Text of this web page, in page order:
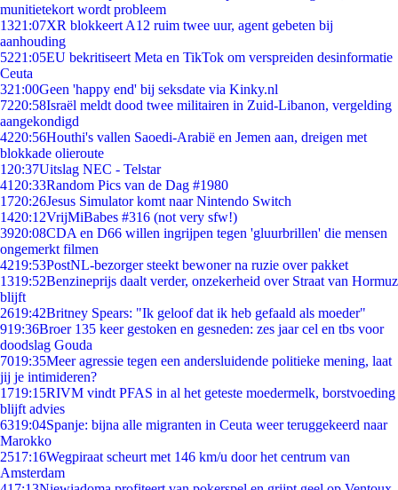
munitietekort wordt probleem
1321:07XR blokkeert A12 ruim twee uur, agent gebeten bij
aanhouding
5221:05EU bekritiseert Meta en TikTok om verspreiden desinformatie
Ceuta
321:00Geen 'happy end' bij seksdate via Kinky.nl
7220:58Israël meldt dood twee militairen in Zuid-Libanon, vergelding
aangekondigd
4220:56Houthi's vallen Saoedi-Arabië en Jemen aan, dreigen met
blokkade olieroute
1 20:37Uitslag NEC - Telstar
41 20:33Random Pics van de Dag #1980
1720:26Jesus Simulator komt naar Nintendo Switch
1420:12VrijMiBabes #316 (not very sfw!)
3920:08CDA en D66 willen ingrijpen tegen 'gluurbrillen' die mensen
ongemerkt filmen
4219:53PostNL-bezorger steekt bewoner na ruzie over pakket
1319:52Benzineprijs daalt verder, onzekerheid over Straat van Hormuz
blijft
2619:42Britney Spears: "Ik geloof dat ik heb gefaald als moeder"
919:36Broer 135 keer gestoken en gesneden: zes jaar cel en tbs voor
doodslag Gouda
7019:35Meer agressie tegen een andersluidende politieke mening, laat
jij je intimideren?
1719:15RIVM vindt PFAS in al het geteste moedermelk, borstvoeding
blijft advies
6319:04Spanje: bijna alle migranten in Ceuta weer teruggekeerd naar
Marokko
2517:16Wegpiraat scheurt met 146 km/u door het centrum van
Amsterdam